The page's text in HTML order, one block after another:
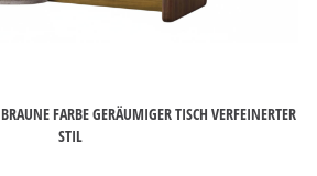
FARBE GERÄUMIGER TISCH VERFEINERTER
STIL